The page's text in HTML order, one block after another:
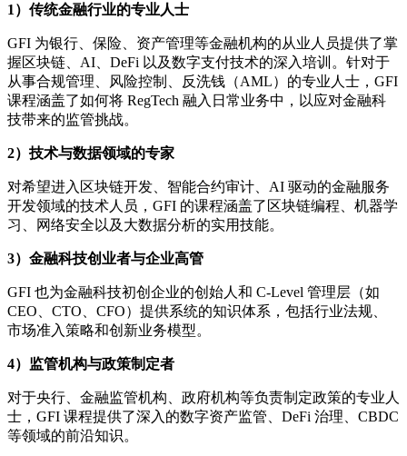
1）传统金融行业的专业人士
GFI 为银行、保险、资产管理等金融机构的从业人员提供了掌
握区块链、AI、DeFi 以及数字支付技术的深入培训。针对于
从事合规管理、风险控制、反洗钱（AML）的专业人士，GFI
课程涵盖了如何将 RegTech 融入日常业务中，以应对金融科
技带来的监管挑战。
2）技术与数据领域的专家
对希望进入区块链开发、智能合约审计、AI 驱动的金融服务
开发领域的技术人员，GFI 的课程涵盖了区块链编程、机器学
习、网络安全以及大数据分析的实用技能。
3）金融科技创业者与企业高管
GFI 也为金融科技初创企业的创始人和 C-Level 管理层（如
CEO、CTO、CFO）提供系统的知识体系，包括行业法规、
市场准入策略和创新业务模型。
4）监管机构与政策制定者
对于央行、金融监管机构、政府机构等负责制定政策的专业人
士，GFI 课程提供了深入的数字资产监管、DeFi 治理、CBDC
等领域的前沿知识。